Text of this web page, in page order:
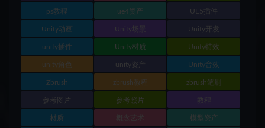
ps教程 ue4资产 UE5插件
Unity动画 Unity场景 Unity开发
unity插件 Unity材质 Unity特效
unity角色 unity资产 Unity音效
Zbrush zbrush教程 zbrush笔刷
参考图片 参考照片 教程
材质 模型资产